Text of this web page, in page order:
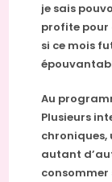
je sais
profite pour
si ce mois
Au
Plusieurs
chroniques,
autant